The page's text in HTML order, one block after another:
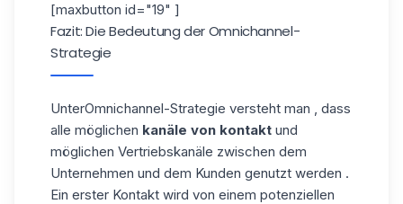
[maxbutton id="19" ]
Fazit: Die Bedeutung der Omnichannel-
Strategie
UnterOmnichannel-Strategie versteht man , dass
alle möglichen kanäle von kontakt und
möglichen Vertriebskanäle zwischen dem
Unternehmen und dem Kunden genutzt werden .
Ein erster Kontakt wird von einem potenziellen